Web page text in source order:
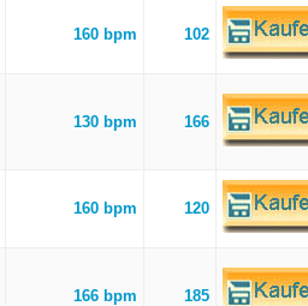
160 bpm 102
130 bpm 166
160 bpm 120
166 bpm 185